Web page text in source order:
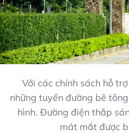
Với các chính sách hỗ
những tuyến đường bê
hình. Đường điện thắp
mát mắt được